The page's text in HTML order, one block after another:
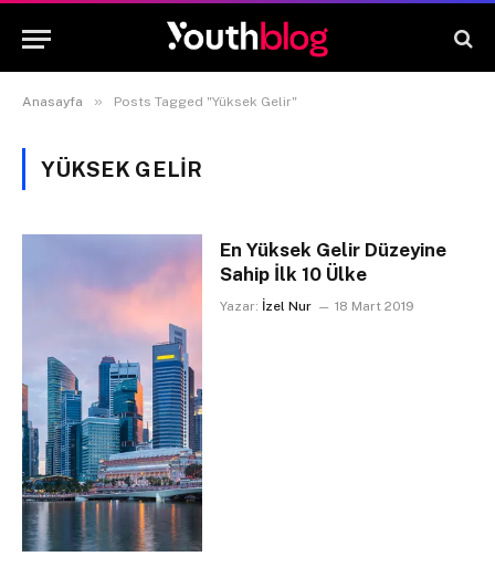
Anasayfa » Posts Tagged "Yüksek Gelir"
YÜKSEK GELIR
En Yüksek Gelir Düzeyine
Sahip İlk 10 Ülke
Yazar: İzel Nur 18 Mart 2019